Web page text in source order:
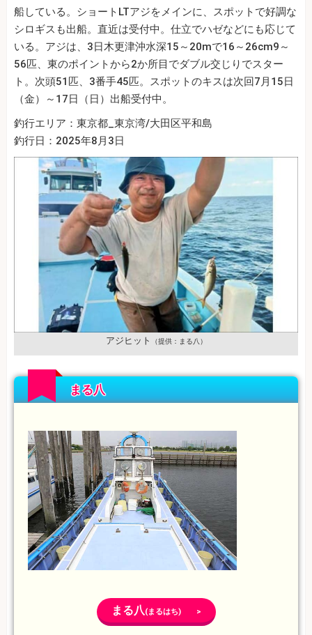
船している。ショートLTアジをメインに、スポットで好調な
シロギスも出船。直近は受付中。仕立でハゼなどにも応じて
いる。アジは、3日木更津沖水深15～20mで16～26cm9～
56匹、東のポイントから2か所目でダブル交じりでスター
ト。次頭51匹、3番手45匹。スポットのキスは次回7月15日
（金）～17日（日）出船受付中。
釣行エリア：東京都_東京湾/大田区平和島
釣行日：2025年8月3日
アジヒット （提供：まる八）
まる八
まる八(まるはち) >